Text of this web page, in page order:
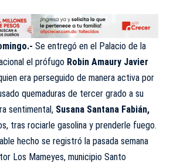
Se entregó en el Palacio de la
el prófugo Robin Amaury Javier
era perseguido de manera activa por
quemaduras de tercer grado a su
sentimental, Susana Santana Fabián,
tras rociarle gasolina y prenderle fuego.
hecho se registró la pasada semana
Los Mameyes, municipio Santo